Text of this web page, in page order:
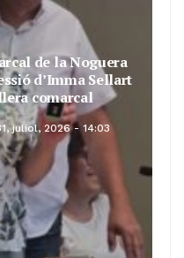
de la Noguera
d’Imma Sellart
comarcal
juliol, 2026 - 14:03